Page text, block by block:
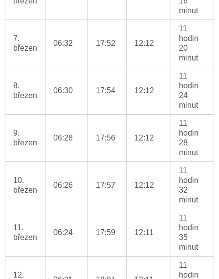
minut
7.
březen
06:32 17:52 12:12
11
hodin
20
minut
8.
březen
06:30 17:54 12:12
11
hodin
24
minut
9.
březen
06:28 17:56 12:12
11
hodin
28
minut
10.
březen
06:26 17:57 12:12
11
hodin
32
minut
11.
březen
06:24 17:59 12:11
11
hodin
35
minut
12.
11
hodin